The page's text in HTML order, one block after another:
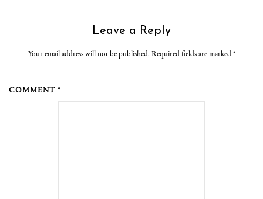
Leave a Reply
Your email address will not be published. Required fields are marked *
COMMENT *